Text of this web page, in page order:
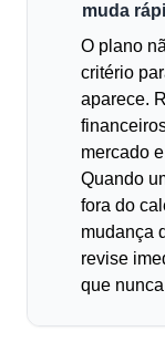
muda
O plano
critério
aparece.
mercado
Quando
fora do
mudança
revise
que